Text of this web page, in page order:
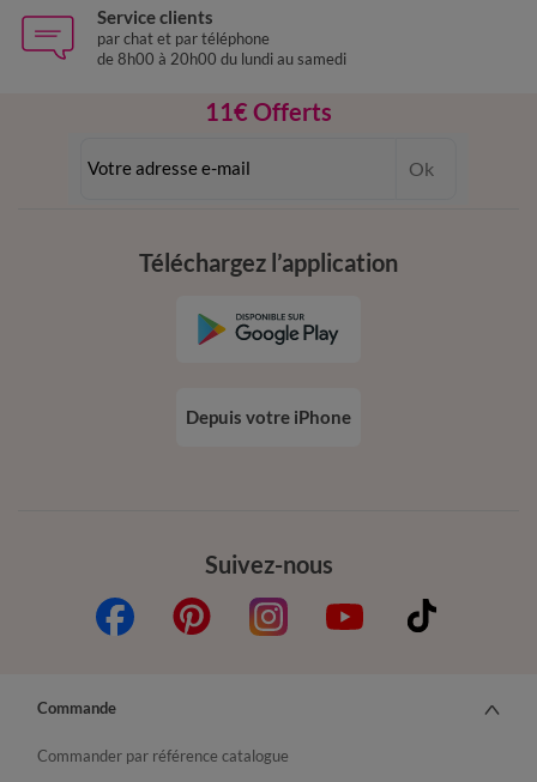
Service clients
par chat et par téléphone
de 8h00 à 20h00 du lundi au samedi
11€ Offerts
dès 20€ d’achat
Ok
Suivez-nous
Téléchargez l’application
Depuis votre iPhone
Commande
Commander par référence catalogue